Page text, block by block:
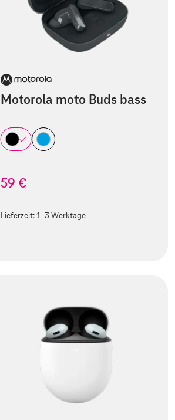
Motorola moto Buds bass
59 €
Lieferzeit:1-3 Werktage